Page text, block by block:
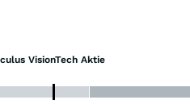
VisionTech Aktie